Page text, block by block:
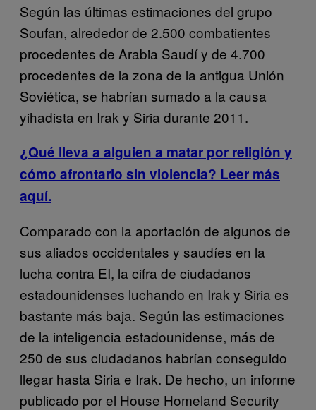
Según las últimas estimaciones del grupo
Soufan, alrededor de 2.500 combatientes
procedentes de Arabia Saudí y de 4.700
procedentes de la zona de la antigua Unión
Soviética, se habrían sumado a la causa
yihadista en Irak y Siria durante 2011.
¿Qué lleva a alguien a matar por religión y
cómo afrontarlo sin violencia? Leer más
aquí.
Comparado con la aportación de algunos de
sus aliados occidentales y saudíes en la
lucha contra EI, la cifra de ciudadanos
estadounidenses luchando en Irak y Siria es
bastante más baja. Según las estimaciones
de la inteligencia estadounidense, más de
250 de sus ciudadanos habrían conseguido
llegar hasta Siria e Irak. De hecho, un informe
publicado por el House Homeland Security